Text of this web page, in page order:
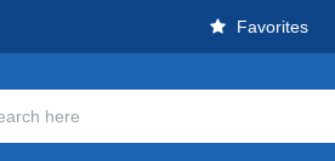
Favorites